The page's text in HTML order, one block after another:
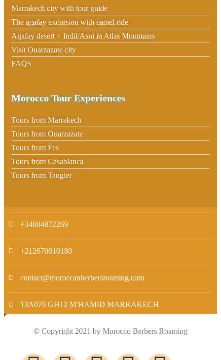
Marrakech city with tour guide
The agafay excursion with camel ride
Agafay desert + Imlil/Asni in Atlas Mountains
Visit Ouarzazate city
FAQS
Morocco Tour Experiences
Tours from Marrakech
Tours from Ouarzazate
Tours from Fes
Tours from Casablanca
Tours from Tangier
+34604872269
+212670010180
contact@moroccanberbersroaming.com
13A079 GH12 M'HAMID MARRAKECH
© Copyright 2021 by Morocco Berbers Roaming